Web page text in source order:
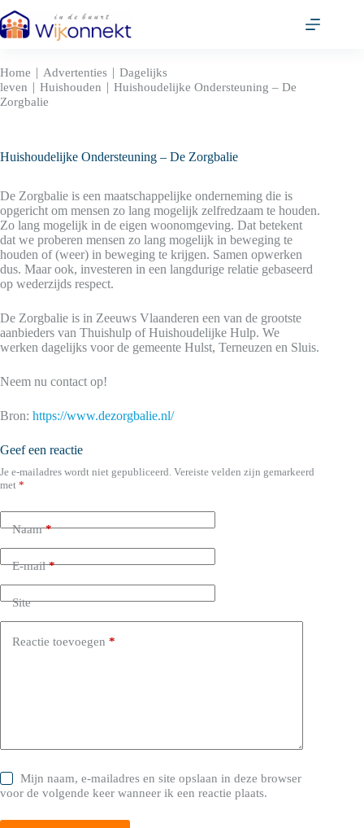
naar
de
Home | Advertenties | Dagelijks
leven | Huishouden | Huishoudelijke Ondersteuning – De
Zorgbalie
Huishoudelijke Ondersteuning – De Zorgbalie
De Zorgbalie is een maatschappelijke onderneming die is
opgericht om mensen zo lang mogelijk zelfredzaam te houden.
Zo lang mogelijk in de eigen woonomgeving. Dat betekent
dat we proberen mensen zo lang mogelijk in beweging te
houden of (weer) in beweging te krijgen. Samen opwerken
dus. Maar ook, investeren in een langdurige relatie gebaseerd
op wederzijds respect.
De Zorgbalie is in Zeeuws Vlaanderen een van de grootste
aanbieders van Thuishulp of Huishoudelijke Hulp. We
werken dagelijks voor de gemeente Hulst, Terneuzen en Sluis.
Neem nu contact op!
Bron: https://www.dezorgbalie.nl/
Geef een reactie
Je e-mailadres wordt niet gepubliceerd. Vereiste velden zijn gemarkeerd
met *
Naam*
E-mail*
Site
Reactie toevoegen *
Mijn naam, e-mailadres en site opslaan in deze browser
voor de volgende keer wanneer ik een reactie plaats.